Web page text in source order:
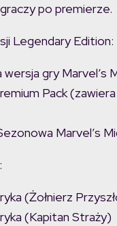
po premierze.
Legendary Edition:
gry Marvel’s
Pack
Marvel’s
(Żołnierz
(Kapitan Straży)